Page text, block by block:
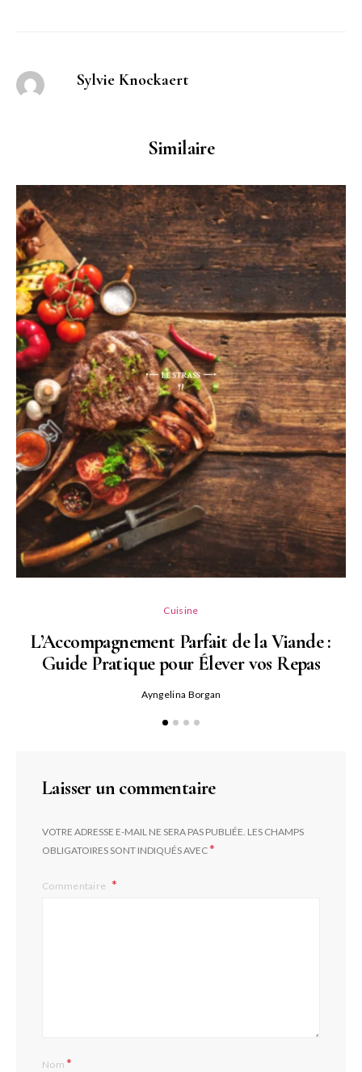
Sylvie Knockaert
Similaire
Cuisine
L’Accompagnement Parfait de la Viande :
Guide Pratique pour Élever vos Repas
Ayngelina Borgan
Laisser un commentaire
VOTRE ADRESSE E-MAIL NE SERA PAS PUBLIÉE. LES CHAMPS
OBLIGATOIRES SONT INDIQUÉS AVEC*
Commentaire
Nom*